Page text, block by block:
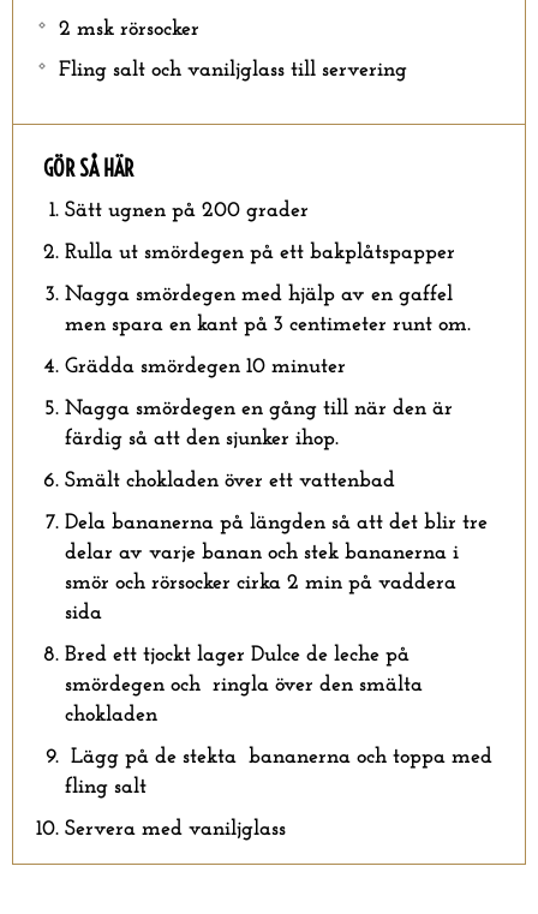
2 msk rörsocker
Fling salt och vaniljglass till servering
GÖR SÅ HÄR
Sätt ugnen på 200 grader
Rulla ut smördegen på ett bakplåtspapper
Nagga smördegen med hjälp av en gaffel
men spara en kant på 3 centimeter runt om.
Grädda smördegen 10 minuter
Nagga smördegen en gång till när den är
färdig så att den sjunker ihop.
Smält chokladen över ett vattenbad
Dela bananerna på längden så att det blir tre
delar av varje banan och stek bananerna i
smör och rörsocker cirka 2 min på vaddera
sida
Bred ett tjockt lager Dulce de leche på
smördegen och ringla över den smälta
chokladen
Lägg på de stekta bananerna och toppa med
fling salt
Servera med vaniljglass